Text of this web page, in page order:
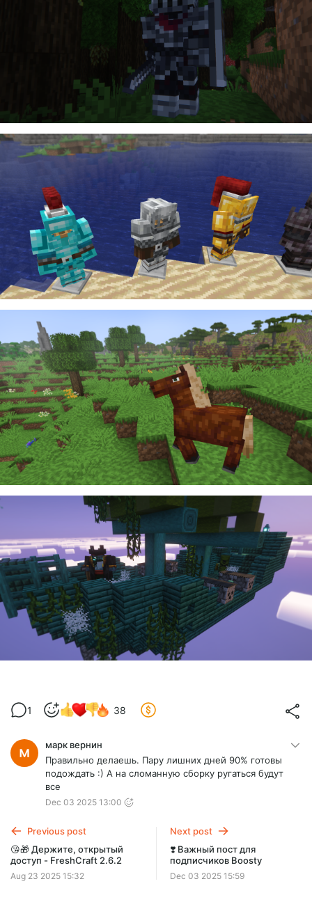
1 38
марк вернин
Правильно делаешь. Пару лишних дней 90% готовы
подождать :) А на сломанную сборку ругаться будут
все
Dec 03 2025 13:00
Previous post
😘🎁 Держите, открытый
доступ - FreshCraft 2.6.2
Aug 23 2025 15:32
Next post
❣️ Важный пост для
подписчиков Boosty
Dec 03 2025 15:59